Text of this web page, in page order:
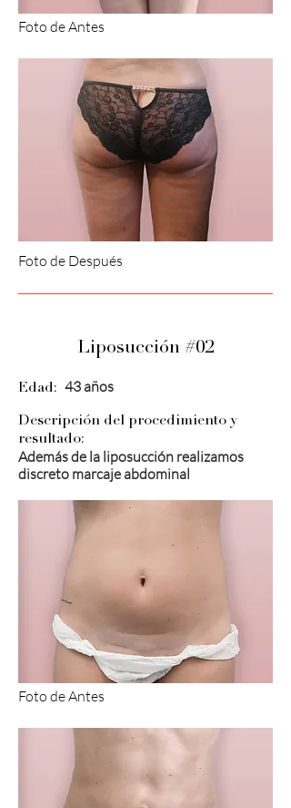
Foto de Antes
Foto de Después
Liposucción #02
Edad: 43 años
Descripción del procedimiento y
resultado:
Además de la liposucción realizamos
discreto marcaje abdominal
Foto de Antes